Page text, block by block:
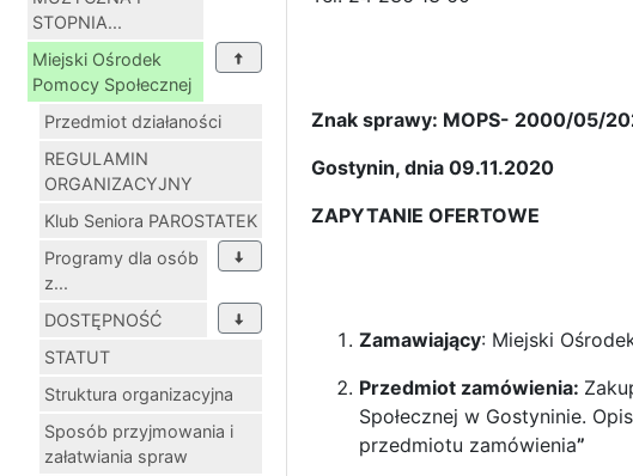
STOPNIA...
Miejski Ośrodek
Pomocy Społecznej
Przedmiot działaności
REGULAMIN
ORGANIZACYJNY
Klub Seniora PAROSTATEK
Programy dla osób
z...
DOSTĘPNOŚĆ
STATUT
Struktura organizacyjna
Sposób przyjmowania i
załatwiania spraw
Znak sprawy: MOPS- 2000/05/
Gostynin, dnia 09.11.2020
ZAPYTANIE OFERTOWE
Zamawiający: Miejski
Przedmiot zamówienia:
Społecznej w Gostyninie.
przedmiotu zamówienia”